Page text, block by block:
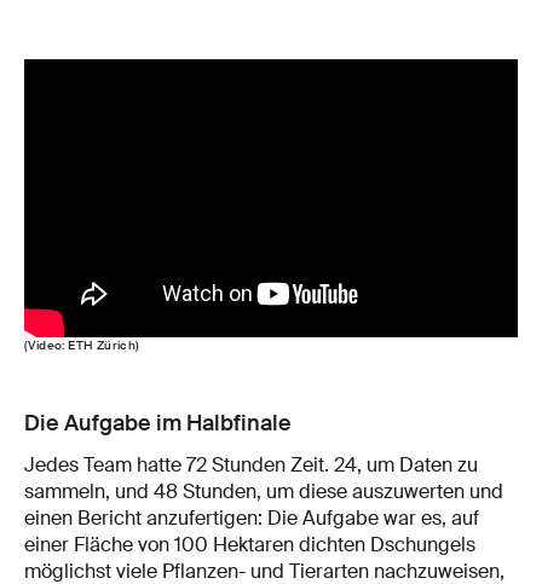
(Video: ETH Zürich)
Die Aufgabe im Halbfinale
Jedes Team hatte 72 Stunden Zeit. 24, um Daten zu
sammeln, und 48 Stunden, um diese auszuwerten und
einen Bericht anzufertigen: Die Aufgabe war es, auf
einer Fläche von 100 Hektaren dichten Dschungels
möglichst viele Pflanzen- und Tierarten nachzuweisen,